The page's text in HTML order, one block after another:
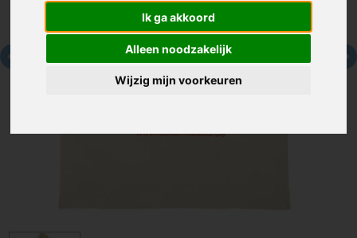
Ik ga akkoord
Alleen noodzakelijk
Wijzig mijn voorkeuren